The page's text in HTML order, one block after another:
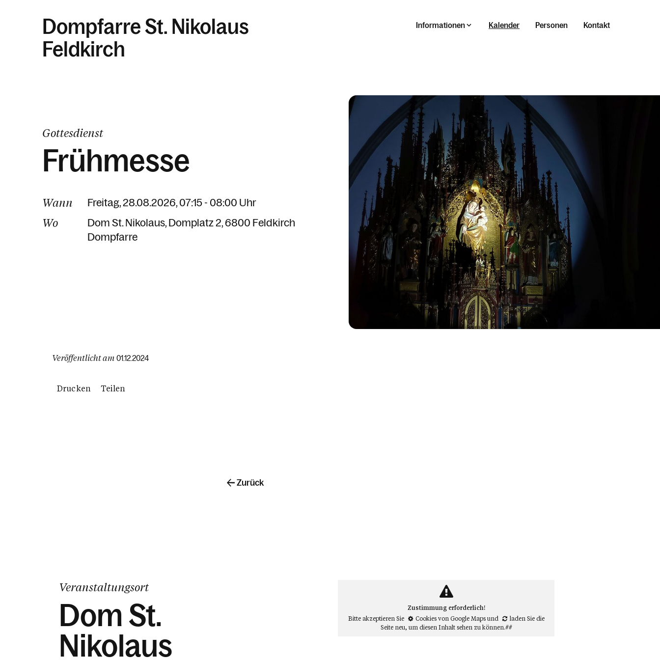
Dompfarre St. Nikolaus
Feldkirch
Informationen Kalender Personen Kontakt
Gottesdienst
Frühmesse
Wann Freitag, 28.08.2026, 07:15 - 08:00 Uhr
Wo Dom St. Nikolaus Domplatz 2 6800 Feldkirch
Dompfarre
Veröffentlicht am 01.12.2024
Drucken Teilen
Zurück
Veranstaltungsort
Dom St.
Nikolaus
Zustimmung erforderlich!
Bitte akzeptieren Sie
Cookies von Google Mapsund
laden Sie die
Seite neu, um diesen Inhalt sehen zu können.##